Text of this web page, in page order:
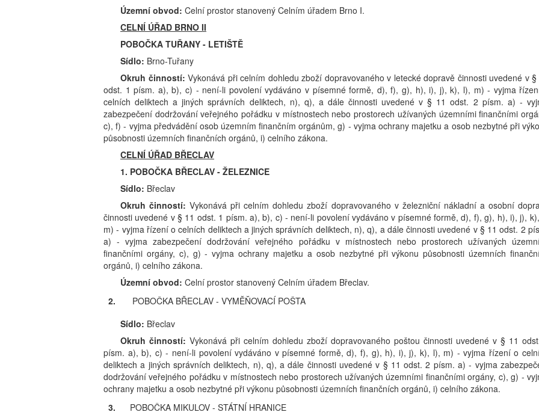
Územní obvod: Celní prostor stanovený Celním úřadem Brno I.
CELNÍ ÚŘAD BRNO II
POBOČKA TUŘANY - LETIŠTĚ
Sídlo: Brno-Tuřany
Okruh činností: Vykonává při celním dohledu zboží dopravovaného v letecké dopravě činnosti uvedené v §
odst. 1 písm. a), b), c) - není-li povolení vydáváno v písemné formě, d), f), g), h), i), j), k), l), m) - vyjma
celních deliktech a jiných správních deliktech, n), q), a dále činnosti uvedené v § 11 odst. 2 písm. a) -
zabezpečení dodržování veřejného pořádku v místnostech nebo prostorech užívaných územními finančními
c), f) - vyjma předvádění osob územním finančním orgánům, g) - vyjma ochrany majetku a osob nezbytné při
působnosti územních finančních orgánů, i) celního zákona.
CELNÍ ÚŘAD BŘECLAV
1. POBOČKA BŘECLAV - ŽELEZNICE
Sídlo: Břeclav
Okruh činností: Vykonává při celním dohledu zboží dopravovaného v železniční nákladní a osobní
činnosti uvedené v § 11 odst. 1 písm. a), b), c) - není-li povolení vydáváno v písemné formě, d), f), g), h), i), j),
m) - vyjma řízení o celních deliktech a jiných správních deliktech, n), q), a dále činnosti uvedené v § 11 odst. 2
a) - vyjma zabezpečení dodržování veřejného pořádku v místnostech nebo prostorech užívaných
finančními orgány, c), g) - vyjma ochrany majetku a osob nezbytné při výkonu působnosti územních
orgánů, i) celního zákona.
Územní obvod: Celní prostor stanovený Celním úřadem Břeclav.
2.
POBOČKA BŘECLAV - VYMĚŇOVACÍ POŠTA
Sídlo: Břeclav
Okruh činností: Vykonává při celním dohledu zboží dopravovaného poštou činnosti uvedené v § 11
písm. a), b), c) - není-li povolení vydáváno v písemné formě, d), f), g), h), i), j), k), l), m) - vyjma řízení o
deliktech a jiných správních deliktech, n), q), a dále činnosti uvedené v § 11 odst. 2 písm. a) - vyjma
dodržování veřejného pořádku v místnostech nebo prostorech užívaných územními finančními orgány, c), g) -
ochrany majetku a osob nezbytné při výkonu působnosti územních finančních orgánů, i) celního zákona.
3.
POBOČKA MIKULOV - STÁTNÍ HRANICE